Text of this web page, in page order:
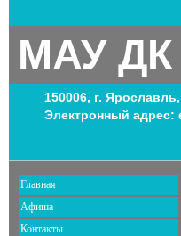
МАУ ДК
150006, г.
Электронный адрес:
Главная
Афиша
Контакты